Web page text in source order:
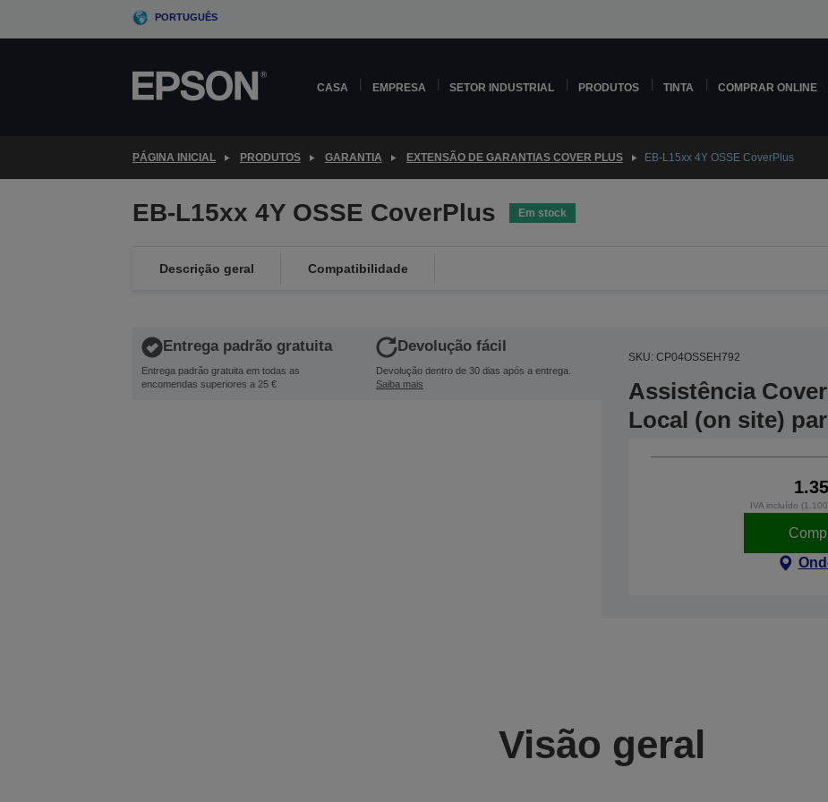
PORTUGUÊS
CASA EMPRESA SETOR INDUSTRIAL PRODUTOS TINTA COMPRAR ONLINE
PÁGINA INICIAL PRODUTOS GARANTIA EXTENSÃO DE GARANTIAS COVER PLUS EB-L15xx 4Y OSSE CoverPlus
EB-L15xx 4Y OSSE CoverPlus Em stock
Descrição geral Compatibilidade
Entrega padrão gratuita
Entrega padrão gratuita em todas as
encomendas superiores a 25 €
Devolução fácil
Devolução dentro de 30 dias após a entrega.
Saiba mais
SKU: CP04OSSEH792
Assistência
Local (on site)
IVA incluído
Visão geral